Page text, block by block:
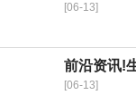
[06-13]
前沿资讯!
[06-13]